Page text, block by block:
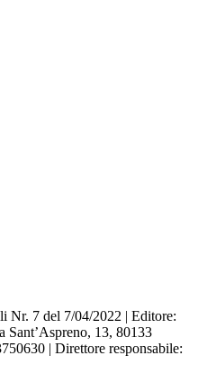
Nr. 7 del 7/04/2022 | Editore:
Sant’Aspreno, 13, 80133
| Direttore responsabile: